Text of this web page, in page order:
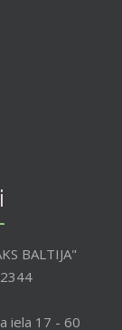
BALTIJA"
iela 17 - 60